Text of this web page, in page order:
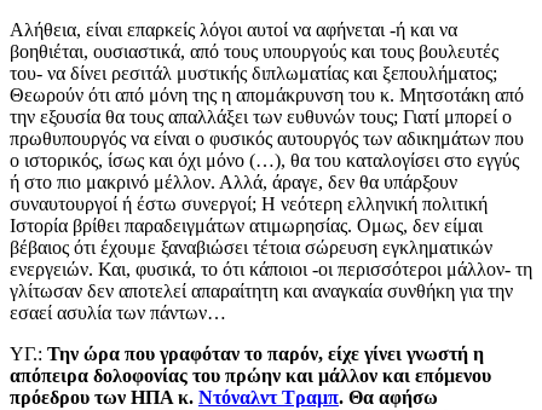
Αλήθεια, είναι επαρκείς λόγοι αυτοί να αφήνεται -ή και να
βοηθιέται, ουσιαστικά, από τους υπουργούς και τους βουλευτές
του- να δίνει ρεσιτάλ μυστικής διπλωματίας και ξεπουλήματος;
Θεωρούν ότι από μόνη της η απομάκρυνση του κ. Μητσοτάκη από
την εξουσία θα τους απαλλάξει των ευθυνών τους; Γιατί μπορεί ο
πρωθυπουργός να είναι ο φυσικός αυτουργός των αδικημάτων που
ο ιστορικός, ίσως και όχι μόνο (…), θα του καταλογίσει στο εγγύς
ή στο πιο μακρινό μέλλον. Αλλά, άραγε, δεν θα υπάρξουν
συναυτουργοί ή έστω συνεργοί; Η νεότερη ελληνική πολιτική
Ιστορία βρίθει παραδειγμάτων ατιμωρησίας. Ομως, δεν είμαι
βέβαιος ότι έχουμε ξαναβιώσει τέτοια σώρευση εγκληματικών
ενεργειών. Και, φυσικά, το ότι κάποιοι -οι περισσότεροι μάλλον- τη
γλίτωσαν δεν αποτελεί απαραίτητη και αναγκαία συνθήκη για την
εσαεί ασυλία των πάντων…
ΥΓ.: Την ώρα που γραφόταν το παρόν, είχε γίνει γνωστή η
απόπειρα δολοφονίας του πρώην και μάλλον και επόμενου
πρόεδρου των ΗΠΑ κ. Ντόναλντ Τραμπ. Θα αφήσω